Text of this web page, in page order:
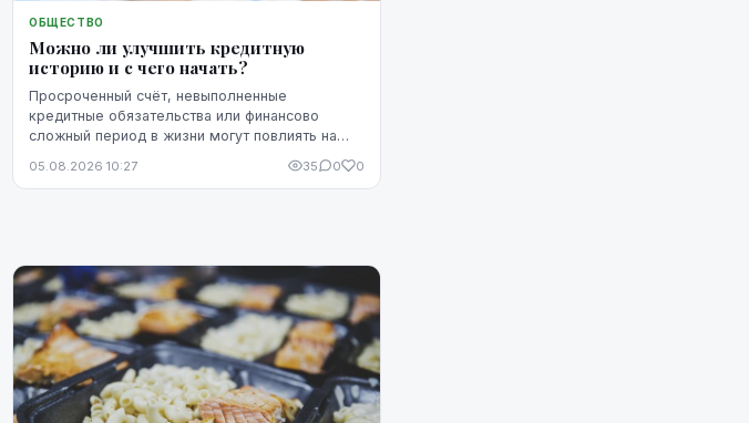
ОБЩЕСТВО
Можно ли улучшить кредитную
историю и с чего начать?
Просроченный счёт, невыполненные
кредитные обязательства или финансово
сложный период в жизни могут повлиять на
негативная запись не означает, что ситуацию
действия.
05.08.2026 10:27 35 0 0